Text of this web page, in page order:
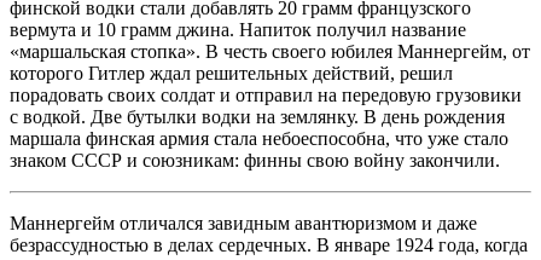
финской водки стали добавлять 20 грамм французского
вермута и 10 грамм джина. Напиток получил название
«маршальская стопка». В честь своего юбилея Маннергейм, от
которого Гитлер ждал решительных действий, решил
порадовать своих солдат и отправил на передовую грузовики
с водкой. Две бутылки водки на землянку. В день рождения
маршала финская армия стала небоеспособна, что уже стало
знаком СССР и союзникам: финны свою войну закончили.
Маннергейм отличался завидным авантюризмом и даже
безрассудностью в делах сердечных. В январе 1924 года, когда